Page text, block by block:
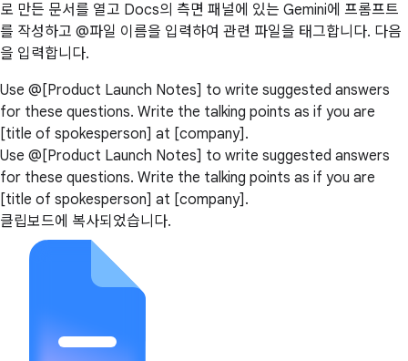
로 만든 문서를 열고 Docs의 측면 패널에 있는 Gemini에 프롬프트
를 작성하고 @파일 이름을 입력하여 관련 파일을 태그합니다. 다음
을 입력합니다.
Use @[Product Launch Notes] to write suggested answers
for these questions. Write the talking points as if you are
[title of spokesperson] at [company].
Use @[Product Launch Notes] to write suggested answers
for these questions. Write the talking points as if you are
[title of spokesperson] at [company].
클립보드에 복사되었습니다.